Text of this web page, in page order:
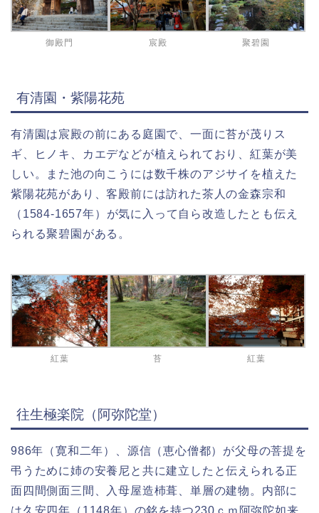
御殿門 宸殿 聚碧園
有清園・紫陽花苑
有清園は宸殿の前にある庭園で、一面に苔が茂りス
ギ、ヒノキ、カエデなどが植えられており、紅葉が美
しい。また池の向こうには数千株のアジサイを植えた
紫陽花苑があり、客殿前には訪れた茶人の金森宗和
（1584-1657年）が気に入って自ら改造したとも伝え
られる聚碧園がある。
紅葉 苔 紅葉
往生極楽院（阿弥陀堂）
986年（寛和二年）、源信（恵心僧都）が父母の菩提を
弔うために姉の安養尼と共に建立したと伝えられる正
面四間側面三間、入母屋造杮葺、単層の建物。内部に
は久安四年（1148年）の銘を持つ230ｃｍ阿弥陀如来